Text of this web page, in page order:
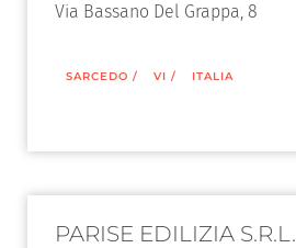
Via Bassano Del Grappa, 8
SARCEDO / VI / ITALIA
PARISE EDILIZIA S.R.L.